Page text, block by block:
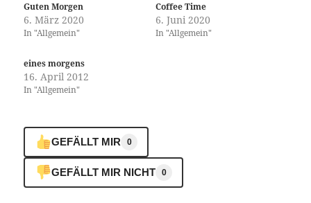
Guten Morgen
6. März 2020
In "Allgemein"
Coffee Time
6. Juni 2020
In "Allgemein"
eines morgens
16. April 2012
In "Allgemein"
GEFÄLLT MIR 0
GEFÄLLT MIR NICHT 0